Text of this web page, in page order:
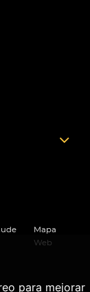
para mejorar
Mapa
Web